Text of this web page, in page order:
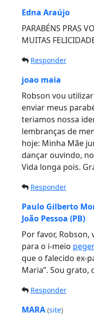
Edna Araújo
PARABÉNS PRAS
MUITAS
Responder
joao maia
Robson vou
enviar meus
teriamos nossa
lembranças de
hoje: Minha Mãe
dançar ouvindo, no
Vida longa pois.
Responder
Paulo Gilberto
João Pessoa (PB)
Por favor, Robson,
para o i-meio
que o falecido ex-
Maria”. Sou grato,
Responder
MARA (site)